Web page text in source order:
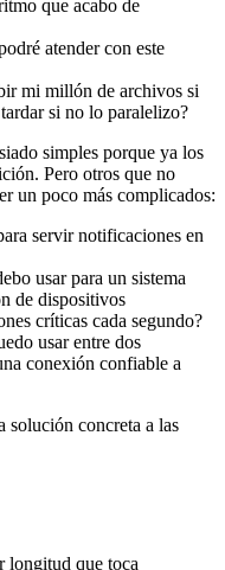
que acabo de
atender con este
mi millón de archivos si
si no lo paralelizo?
simples porque ya los
Pero otros que no
un poco más complicados:
servir notificaciones en
usar para un sistema
de dispositivos
críticas cada segundo?
usar entre dos
conexión confiable a
solución concreta a las
longitud que toca